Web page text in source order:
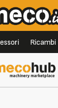
Ricambi